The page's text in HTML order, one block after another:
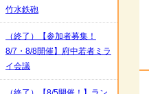
竹水鉄砲
（終了）【参加者募集！
8/7・8/8開催】府中若者ミラ
イ会議